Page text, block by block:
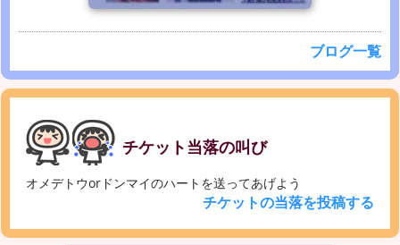
ブログ一覧
チケット当落の叫び
オメデトウorドンマイのハートを送ってあげよう
チケットの当落を投稿する